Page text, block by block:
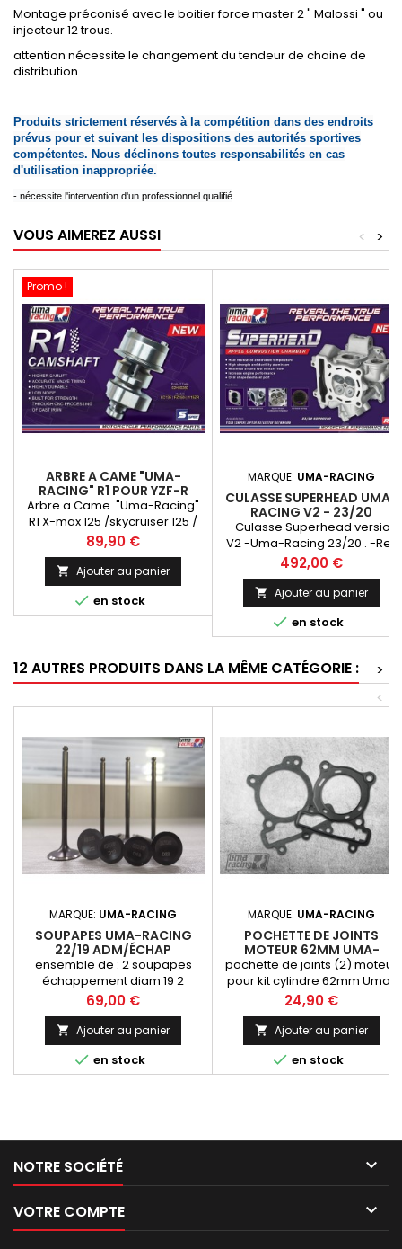
Montage préconisé avec le boitier force master 2 " Malossi " ou
injecteur 12 trous.
attention nécessite le changement du tendeur de chaine de
distribution
Produits strictement réservés à la compétition dans des endroits
prévus pour et suivant les dispositions des autorités sportives
compétentes. Nous déclinons toutes responsabilités en cas
d'utilisation inappropriée.
- nécessite l'intervention d'un professionnel qualifié
VOUS AIMEREZ AUSSI >
<
Promo !
ARBRE A CAME "UMA-
RACING" R1 POUR YZF-R
125/X-MAX 06-20
Arbre a Came "Uma-Racing"
R1 X-max 125 /skycruiser 125 /
X-city 125 / YZF 125/ WR 125
jusqu'à 2020 -offre un véritable
gain de puissance, couple,
accélération et meilleurs
régimes moteur à votre maxi-
scooter, moto 125cc moteur
Prix
89,90 €
 Ajouter au panier
 en stock
MARQUE: UMA-RACING
CULASSE SUPERHEAD UMA-
RACING V2 - 23/20
-Culasse Superhead version
V2 -Uma-Racing 23/20 . -Ref:
02H00290 -Soupapes 23/20 ,
entièrement préparée ,
chambre de combustion ,
admission et échappement
retravaillé. compatible avec
cylindre Uma-Racing
uniquement . -Vendu
complète avec arbre a came
racing , soupapes , ressorts
soupapes racing et culbuteurs
culasse...
Prix
492,00 €
 Ajouter au panier
 en stock
12 AUTRES PRODUITS DANS LA MÊME CATÉGORIE :
>
<
MARQUE: UMA-RACING
SOUPAPES UMA-RACING
22/19 ADM/ÉCHAP
ensemble de : 2 soupapes
échappement diam 19 2
soupapes admission diam 22
Prix
69,00 €
 Ajouter au panier
 en stock
MARQUE: UMA-RACING
POCHETTE DE JOINTS
MOTEUR 62MM UMA-
RACING
pochette de joints (2) moteur
pour kit cylindre 62mm Uma-
Racing (embase et culasse)
Prix
24,90 €
 Ajouter au panier
 en stock
NOTRE SOCIÉTÉ 
VOTRE COMPTE 